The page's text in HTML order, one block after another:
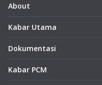
About
Kabar Utama
Dokumentasi
Kabar PCM